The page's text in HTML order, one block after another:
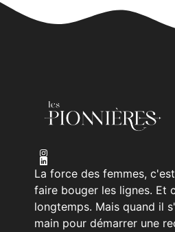
La force des femmes,
faire bouger les lignes. Et
longtemps. Mais quand il
main pour démarrer une